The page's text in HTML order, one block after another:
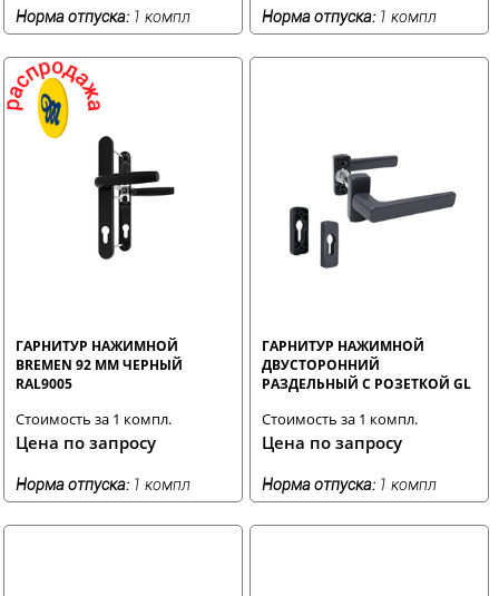
Норма отпуска: 1 компл Норма отпуска: 1 компл
ГАРНИТУР НАЖИМНОЙ
BREMEN 92 ММ ЧЕРНЫЙ
RAL9005
Стоимость за 1 компл.
Цена по запросу
Норма отпуска: 1 компл
ГАРНИТУР НАЖИМНОЙ
ДВУСТОРОННИЙ
РАЗДЕЛЬНЫЙ С РОЗЕТКОЙ GL
Стоимость за 1 компл.
Цена по запросу
Норма отпуска: 1 компл